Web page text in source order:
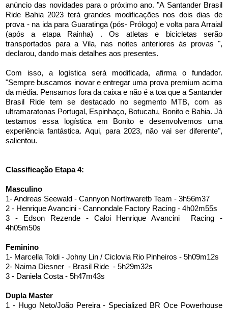
anúncio das novidades para o próximo ano. "A Santander Brasil
Ride Bahia 2023 terá grandes modificações nos dois dias de
prova - na ida para Guaratinga (pós- Prólogo) e volta para Arraial
(após a etapa Rainha) . Os atletas e bicicletas serão
transportados para a Vila, nas noites anteriores às provas ",
declarou, dando mais detalhes aos presentes.
Com isso, a logística será modificada, afirma o fundador.
"Sempre buscamos inovar e entregar uma prova premium acima
da média. Pensamos fora da caixa e não é a toa que a Santander
Brasil Ride tem se destacado no segmento MTB, com as
ultramaratonas Portugal, Espinhaço, Botucatu, Bonito e Bahia. Já
testamos essa logística em Bonito e desenvolvemos uma
experiência fantástica. Aqui, para 2023, não vai ser diferente",
salientou.
Classificação Etapa 4:
Masculino
1- Andreas Seewald - Cannyon Northwaretb Team - 3h56m37
2 - Henrique Avancini - Cannondale Factory Racing - 4h02m55s
3 - Edson Rezende - Caloi Henrique Avancini Racing -
4h05m50s
Feminino
1- Marcella Toldi - Johny Lin / Ciclovia Rio Pinheiros - 5h09m12s
2- Naima Diesner - Brasil Ride - 5h29m32s
3 - Daniela Costa - 5h47m43s
Dupla Master
1 - Hugo Neto/João Pereira - Specialized BR Oce Powerhouse